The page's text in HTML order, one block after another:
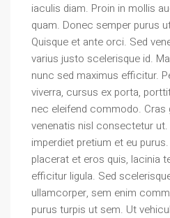
iaculis diam. Proin in mollis
quam. Donec semper purus
Quisque et ante orci. Sed
varius justo scelerisque id.
nunc sed maximus efficitur.
viverra, cursus ex porta,
nec eleifend commodo. Cras
venenatis nisl consectetur
imperdiet pretium et eu
placerat et eros quis, lacinia
efficitur ligula. Sed
ullamcorper, sem enim
purus turpis ut sem. Ut